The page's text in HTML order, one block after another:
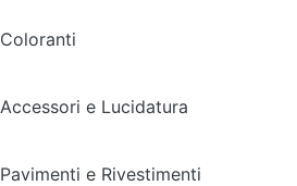
Coloranti
Accessori e Lucidatura
Pavimenti e Rivestimenti